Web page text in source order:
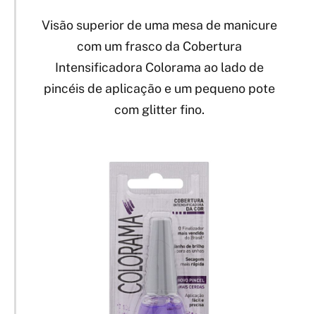
Visão superior de uma mesa de manicure
com um frasco da Cobertura
Intensificadora Colorama ao lado de
pincéis de aplicação e um pequeno pote
com glitter fino.